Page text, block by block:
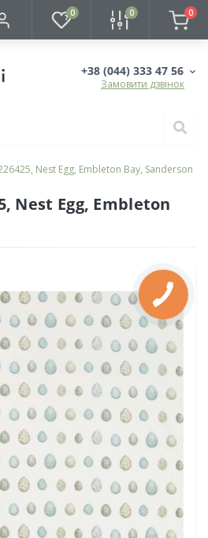
0 0 0
+38 (044) 333 47 56
Замовити дзвінок
Nest Egg, Embleton Bay, Sanderson
Nest Egg, Embleton